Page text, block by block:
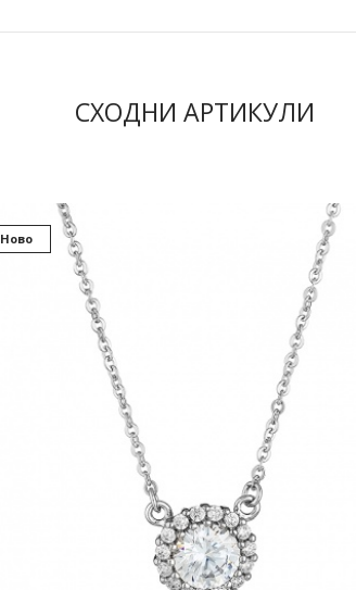
СХОДНИ АРТИКУЛИ
Ново